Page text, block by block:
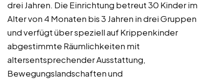
drei Jahren. Die Einrichtung betreut 30 Kinder im
Alter von 4 Monaten bis 3 Jahren in drei Gruppen
und verfügt über speziell auf Krippenkinder
abgestimmte Räumlichkeiten mit
altersentsprechender Ausstattung,
Bewegungslandschaften und